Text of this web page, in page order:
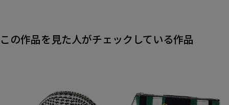
この作品を見た人がチェックしている作品